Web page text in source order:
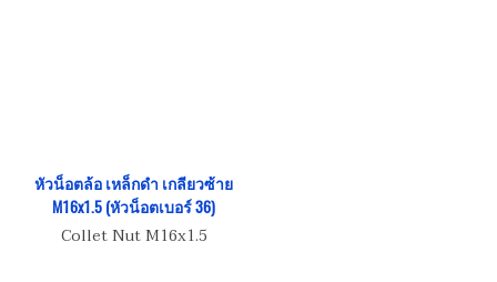
หัวน็อตล้อ เหล็กดำ เกลียวซ้าย
M16x1.5 (หัวน็อตเบอร์ 36)
Collet Nut M16x1.5